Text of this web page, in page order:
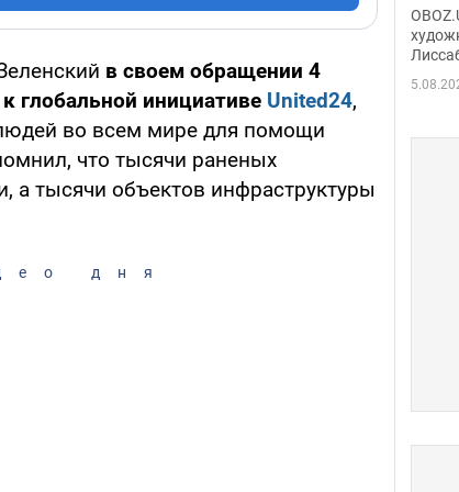
в своем обращении 4
глобальной инициативе United24,
во всем мире для помощи
что тысячи раненых
тысячи объектов инфраструктуры
дня
сына